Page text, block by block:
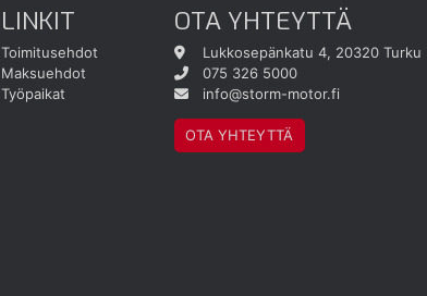
LINKIT
Toimitusehdot
Maksuehdot
Työpaikat
OTA YHTEYTTÄ
Lukkosepänkatu 4, 20320 Turku
075 326 5000
info@storm-motor.fi
OTA YHTEYTTÄ